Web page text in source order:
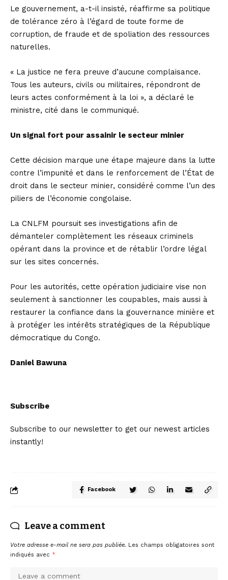
Le gouvernement, a-t-il insisté, réaffirme sa politique
de tolérance zéro à l’égard de toute forme de
corruption, de fraude et de spoliation des ressources
naturelles.
« La justice ne fera preuve d’aucune complaisance.
Tous les auteurs, civils ou militaires, répondront de
leurs actes conformément à la loi », a déclaré le
ministre, cité dans le communiqué.
Un signal fort pour assainir le secteur minier
Cette décision marque une étape majeure dans la lutte
contre l’impunité et dans le renforcement de l’État de
droit dans le secteur minier, considéré comme l’un des
piliers de l’économie congolaise.
La CNLFM poursuit ses investigations afin de
démanteler complètement les réseaux criminels
opérant dans la province et de rétablir l’ordre légal
sur les sites concernés.
Pour les autorités, cette opération judiciaire vise non
seulement à sanctionner les coupables, mais aussi à
restaurer la confiance dans la gouvernance minière et
à protéger les intérêts stratégiques de la République
démocratique du Congo.
Daniel Bawuna
Subscribe
Subscribe to our newsletter to get our newest articles
instantly!
Facebook
Leave a comment
Votre adresse e-mail ne sera pas publiée. Les champs obligatoires sont
indiqués avec *